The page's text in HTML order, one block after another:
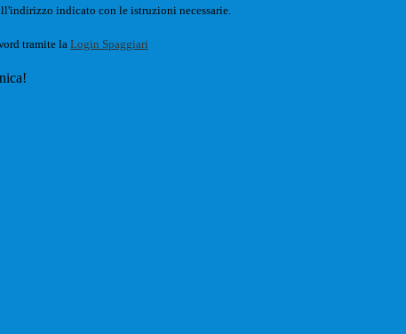
indicato con le istruzioni necessarie.
tramite la Login Spaggiari